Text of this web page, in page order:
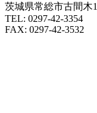
茨城県常総市古間木
TEL: 0297-42-3354
FAX: 0297-42-3532